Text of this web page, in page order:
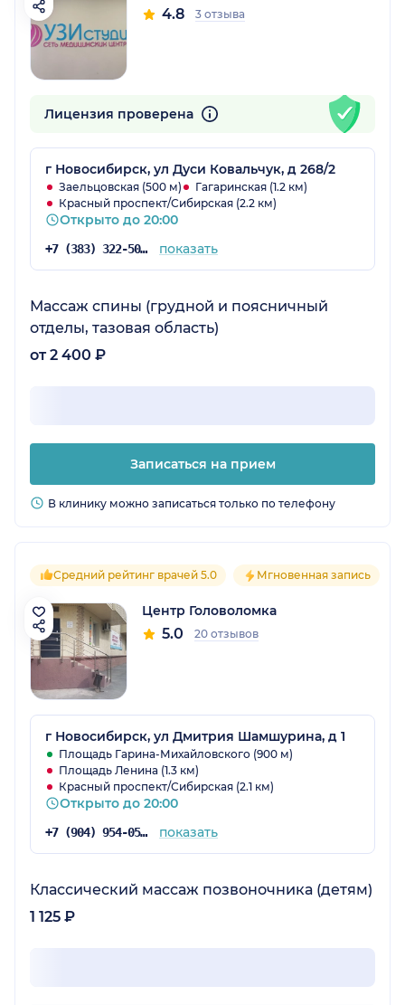
4.8 3 отзыва
Лицензия проверена
г Новосибирск, ул Дуси Ковальчук, д 268/2
Заельцовская (500 м)
Гагаринская (1.2 км)
Красный проспект/Сибирская (2.2 км)
Открыто до 20:00
+7 (383) 322-50-35 показать
Массаж спины (грудной и поясничный
отделы, тазовая область)
от 2 400 ₽
Записаться на прием
В клинику можно записаться только по телефону
Средний рейтинг врачей 5.0 Мгновенная запись
Центр Головоломка
5.0 20 отзывов
г Новосибирск, ул Дмитрия Шамшурина, д 1
Площадь Гарина-Михайловского (900 м)
Площадь Ленина (1.3 км)
Красный проспект/Сибирская (2.1 км)
Открыто до 20:00
+7 (904) 954-05-27 показать
Классический массаж позвоночника (детям)
1 125 ₽